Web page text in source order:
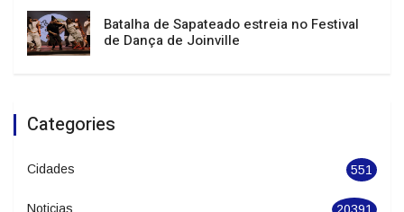
Julho termina com temperaturas elevadas
e temporais isolados em Santa Catarina
de Dança de Joinville
Categories